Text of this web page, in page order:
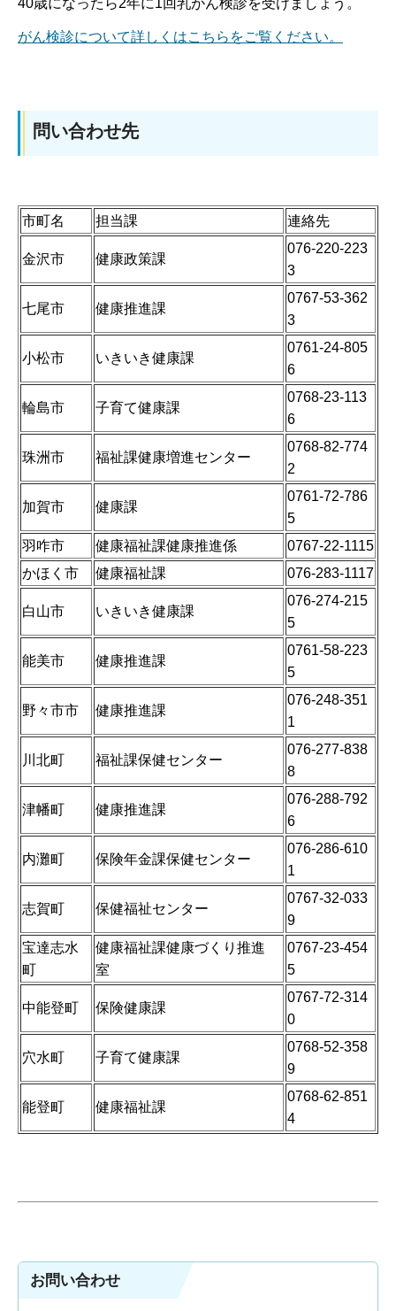
40歳になったら2年に1回乳がん検診を受けましょう。
がん検診について詳しくはこちらをご覧ください。
問い合わせ先
市町名 担当課 連絡先
金沢市 健康政策課
076-220-223
3
七尾市 健康推進課
0767-53-362
3
小松市 いきいき健康課
0761-24-805
6
輪島市 子育て健康課
0768-23-113
6
珠洲市 福祉課健康増進センター
0768-82-774
2
加賀市 健康課
0761-72-786
5
羽咋市
健康福祉課健康推進係
0767-22-1115
かほく市
健康福祉課 076-283-1117
白山市 いきいき健康課
076-274-215
5
能美市 健康推進課
0761-58-223
5
野々市市 健康推進課
076-248-351
1
川北町 福祉課保健センター
076-277-838
8
津幡町 健康推進課
076-288-792
6
内灘町 保険年金課保健センター
076-286-610
1
志賀町 保健福祉センター
0767-32-033
9
宝達志水
町
健康福祉課健康づくり推進
室
0767-23-454
5
中能登町 保険健康課
0767-72-314
0
穴水町 子育て健康課
0768-52-358
9
能登町 健康福祉課
0768-62-851
4
お問い合わせ